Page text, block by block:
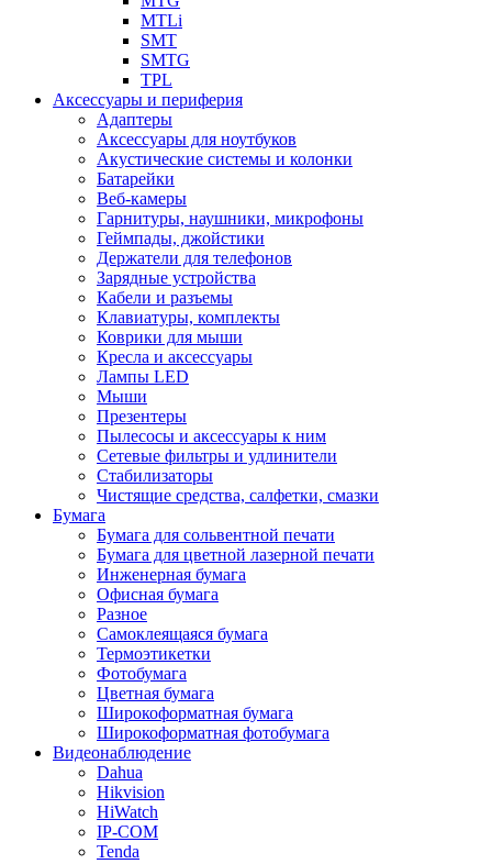
MTLi
SMT
SMTG
TPL
Аксессуары и периферия
Адаптеры
Аксессуары для ноутбуков
Акустические системы и колонки
Батарейки
Веб-камеры
Гарнитуры, наушники, микрофоны
Геймпады, джойстики
Держатели для телефонов
Зарядные устройства
Кабели и разъемы
Клавиатуры, комплекты
Коврики для мыши
Кресла и аксессуары
Лампы LED
Мыши
Презентеры
Пылесосы и аксессуары к ним
Сетевые фильтры и удлинители
Стабилизаторы
Чистящие средства, салфетки, смазки
Бумага
Бумага для сольвентной печати
Бумага для цветной лазерной печати
Инженерная бумага
Офисная бумага
Разное
Самоклеящаяся бумага
Термоэтикетки
Фотобумага
Цветная бумага
Широкоформатная бумага
Широкоформатная фотобумага
Видеонаблюдение
Dahua
Hikvision
HiWatch
IP-COM
Tenda